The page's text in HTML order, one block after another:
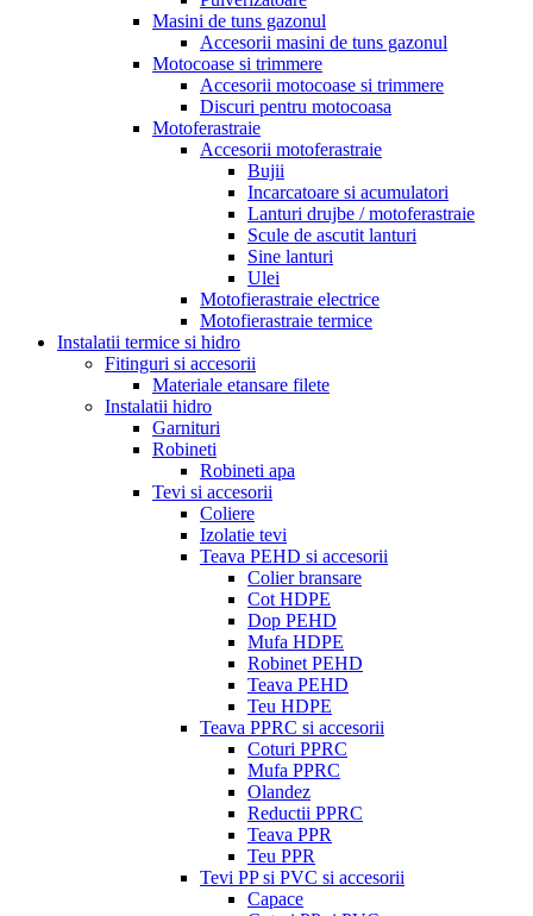
Masini de tuns gazonul
Accesorii masini de tuns gazonul
Motocoase si trimmere
Accesorii motocoase si trimmere
Discuri pentru motocoasa
Motoferastraie
Accesorii motoferastraie
Bujii
Incarcatoare si acumulatori
Lanturi drujbe / motoferastraie
Scule de ascutit lanturi
Sine lanturi
Ulei
Motofierastraie electrice
Motofierastraie termice
Instalatii termice si hidro
Fitinguri si accesorii
Materiale etansare filete
Instalatii hidro
Garnituri
Robineti
Robineti apa
Tevi si accesorii
Coliere
Izolatie tevi
Teava PEHD si accesorii
Colier bransare
Cot HDPE
Dop PEHD
Mufa HDPE
Robinet PEHD
Teava PEHD
Teu HDPE
Teava PPRC si accesorii
Coturi PPRC
Mufa PPRC
Olandez
Reductii PPRC
Teava PPR
Teu PPR
Tevi PP si PVC si accesorii
Capace